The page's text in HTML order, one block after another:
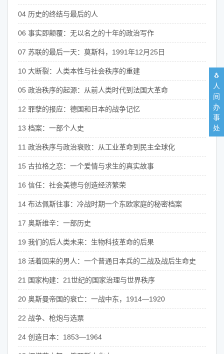
04 历史的终结与最后的人
06 事实即颠覆：无以名之的十年的政治写作
07 苏联的最后一天：莫斯科，1991年12月25日
10 大断裂：人类本性与社会秩序的重建
05 政治秩序的起源：从前人类时代到法国大革命
12 罪孽的报应：德国和日本的战争记忆
13 档案：一部个人史
11 政治秩序与政治衰败：从工业革命到民主全球化
15 古拉格之恋：一个爱情与求生的真实故事
16 信任：社会美德与创造经济繁荣
14 布达佩斯往事：冷战时期一个东欧家庭的秘密档案
17 奥斯维辛：一部历史
19 我们的后人类未来：生物科技革命的后果
18 活着回来的男人：一个普通日本兵的二战及战后生命史
21 国家构建：21世纪的国家治理与世界秩序
20 奥斯曼帝国的衰亡：一战中东，1914—1920
22 战争、枪炮与选票
24 创造日本：1853—1964
🐧
人
间
办
事
处